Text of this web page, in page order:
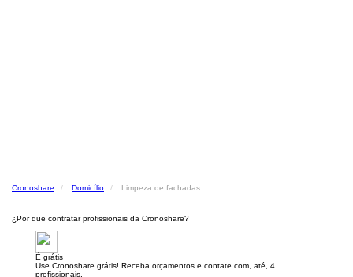
Cronoshare Domicílio Limpeza de fachadas
¿Por que contratar profissionais da Cronoshare?
É grátis
Use Cronoshare grátis! Receba orçamentos e contate com, até, 4
profissionais.